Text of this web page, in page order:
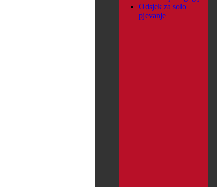
Odsjek za solo
pjevanje